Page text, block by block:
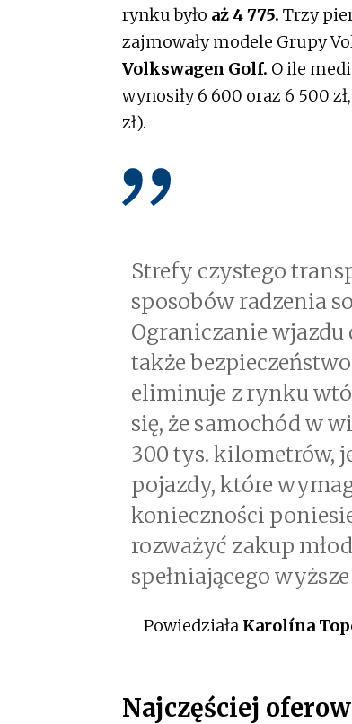
rynku było aż 4 775. Trzy
zajmowały modele Grupy
Volkswagen Golf. O ile
wynosiły 6 600 oraz 6 500
zł).
Strefy czystego
sposobów radzenia
Ograniczanie
także
eliminuje z rynku
się, że samochód w
300 tys. kilometrów,
pojazdy, które
konieczności
rozważyć zakup
spełniającego
Powiedziała Karolína
Najczęściej